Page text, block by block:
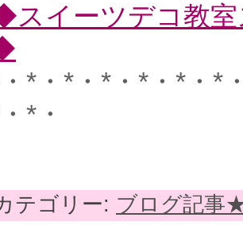
スイーツデコ教室
*・*・*・*・*・*
*・
テゴリー: ブログ記事